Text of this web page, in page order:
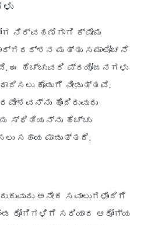
ನಿರ್ವಹಣೆಗಾಗಿ ಕ್ಷೇಮ
ಮತ್ತು ಸಮಾಲೋಚನೆ
ಈ ಹೆಚ್ಚುವರಿ ಪ್ರಯೋಜನಗಳು
ಕೊಡುಗೆ ನೀಡುತ್ತವೆ.
ಹೊಂದಿರುವುದು
ಸ್ಥಿತಿಯನ್ನು ಹೆಚ್ಚು
ಸಹಾಯ ಮಾಡುತ್ತದೆ.
ಅನೇಕ ಸವಾಲುಗಳೊಂದಿಗೆ
ರೋಗಿಗಳಿಗೆ ಸರಿಯಾದ ಆರೋಗ್ಯ